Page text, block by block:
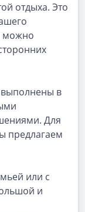
отдыха. Это
можно
в
Для
предлагаем
или с
и